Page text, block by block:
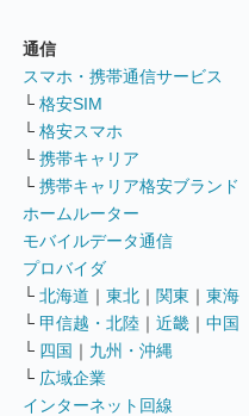
通信
スマホ・携帯通信サービス
└ 格安SIM
└ 格安スマホ
└ 携帯キャリア
└ 携帯キャリア格安ブランド
ホームルーター
モバイルデータ通信
プロバイダ
└ 北海道 ｜ 東北 ｜ 関東 ｜ 東海
└ 甲信越・北陸 ｜ 近畿 ｜ 中国
└ 四国 ｜ 九州・沖縄
└ 広域企業
インターネット回線